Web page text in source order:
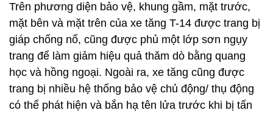
Trên phương diện bảo vệ, khung gầm, mặt trước,
mặt bên và mặt trên của xe tăng T-14 được trang bị
giáp chống nổ, cũng được phủ một lớp sơn ngụy
trang để làm giảm hiệu quả thăm dò bằng quang
học và hồng ngoại. Ngoài ra, xe tăng cũng được
trang bị nhiều hệ thống bảo vệ chủ động/ thụ động
có thể phát hiện và bắn hạ tên lửa trước khi bị tấn